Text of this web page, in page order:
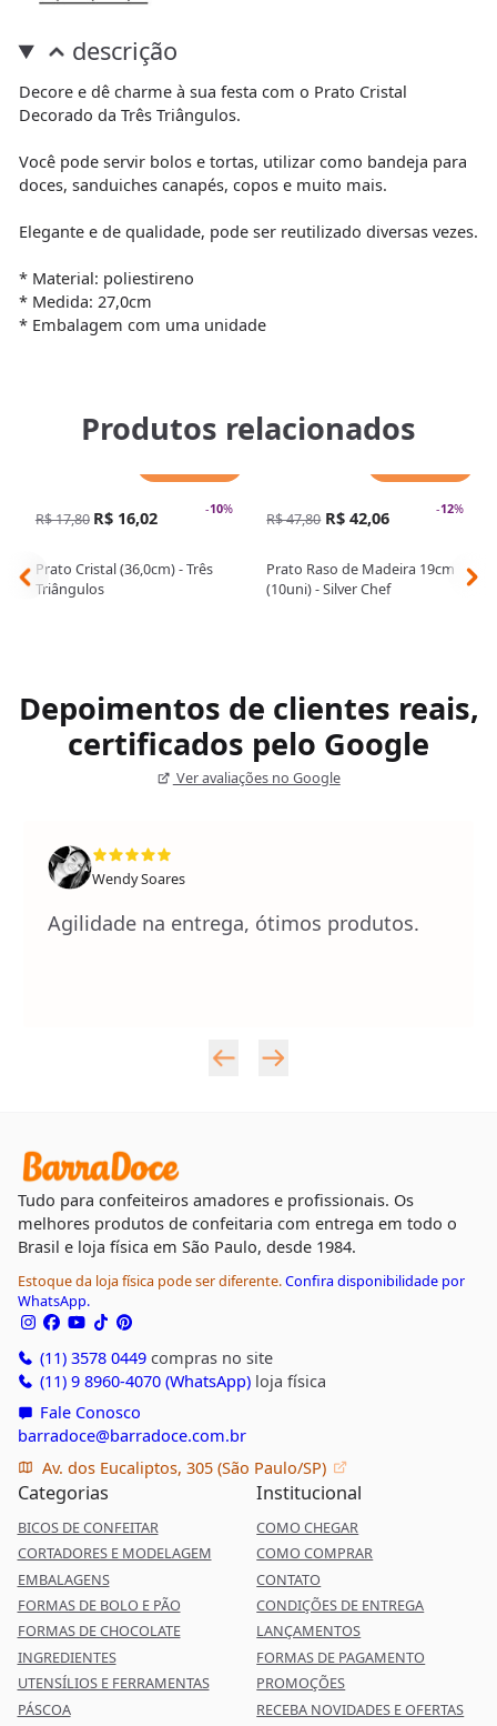
descrição
Decore e dê charme à sua festa com o Prato Cristal
Decorado da Três Triângulos.
Você pode servir bolos e tortas, utilizar como bandeja para
doces, sanduiches canapés, copos e muito mais.
Elegante e de qualidade, pode ser reutilizado diversas vezes.
* Material: poliestireno
* Medida: 27,0cm
* Embalagem com uma unidade
Produtos relacionados
-10%
R$ 17,80 R$ 16,02
Prato Cristal (36,0cm) - Três
Triângulos
-12%
R$ 47,80 R$ 42,06
Prato Raso de Madeira 19cm
(10uni) - Silver Chef
Depoimentos de clientes reais,
certificados pelo Google
Ver avaliações no Google
Wendy Soares
Agilidade na entrega, ótimos produtos.
Tudo para confeiteiros amadores e profissionais. Os
melhores produtos de confeitaria com entrega em todo o
Brasil e loja física em São Paulo, desde 1984.
Estoque da loja física pode ser diferente.Confira disponibilidade por
WhatsApp.
(11) 3578 0449compras no site
(11) 9 8960-4070 (WhatsApp)loja física
Fale Conosco
barradoce@barradoce.com.br
Av. dos Eucaliptos, 305 (São Paulo/SP)
Categorias
BICOS DE CONFEITAR
CORTADORES E MODELAGEM
EMBALAGENS
FORMAS DE BOLO E PÃO
FORMAS DE CHOCOLATE
INGREDIENTES
UTENSÍLIOS E FERRAMENTAS
PÁSCOA
Institucional
COMO CHEGAR
COMO COMPRAR
CONTATO
CONDIÇÕES DE ENTREGA
LANÇAMENTOS
FORMAS DE PAGAMENTO
PROMOÇÕES
RECEBA NOVIDADES E OFERTAS